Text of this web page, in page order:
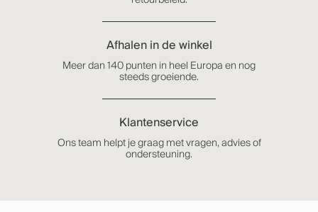
Afhalen in de winkel
Meer dan 140 punten in heel Europa en nog
steeds groeiende.
Klantenservice
Ons team helpt je graag met vragen, advies of
ondersteuning.